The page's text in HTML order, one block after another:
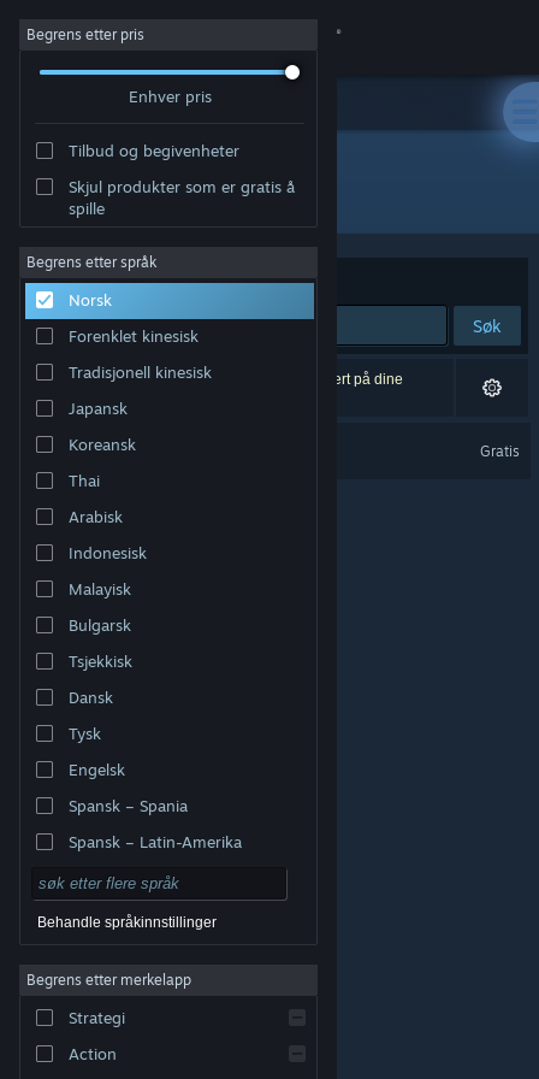
Logg inn
Om
Kundestøtte
Bytt språk
Skaff deg Steam-appen på mobil
Vis skrivebordsversjon
© Valve Corporation. Alle rettigheter reservert. Alle
Retningslinjer for personvern
Tilgjengelighet
|Steams abonnementsavtale
Refusjoner
Begrens etter pris
Enhver pris
Tilbud og begivenheter
Skjul produkter som er gratis å
spille
Begrens etter språk
Norsk
Forenklet kinesisk
Tradisjonell kinesisk
Japansk
Koreansk
Thai
Arabisk
Indonesisk
Malayisk
Bulgarsk
Tsjekkisk
Dansk
Tysk
Engelsk
Spansk – Spania
Spansk – Latin-Amerika
Behandle språkinnstillinger
Begrens etter merkelapp
Strategi
Action
Utgiver: Camex Games
Sorter etter Relevans
Søk
1 treff på søket. 3 produkter er blitt utelukket basert på dine
innstillinger.
Gratis